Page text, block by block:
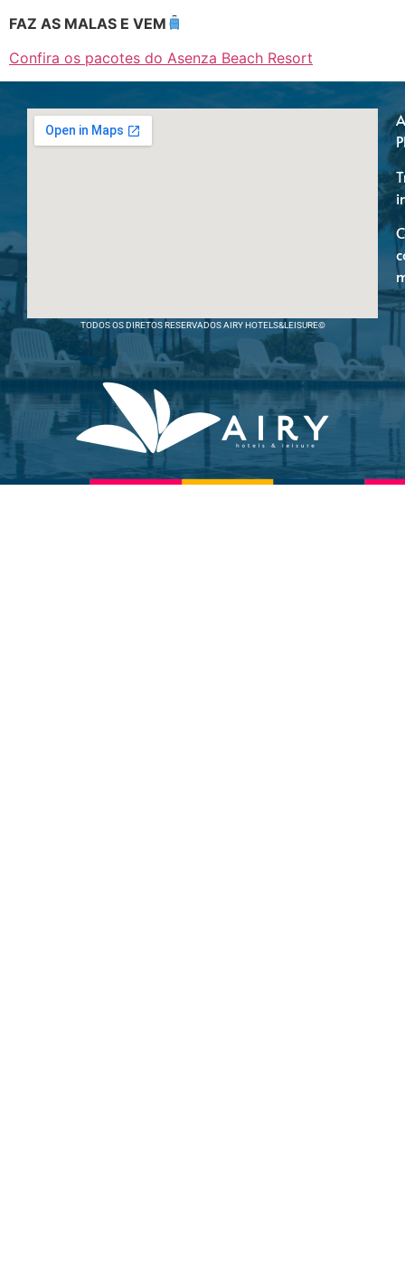
FAZ AS MALAS E VEM
Confira os pacotes do Asenza Beach Resort
TODOS OS DIRETOS RESERVADOS AIRY HOTELS&LEISURE©